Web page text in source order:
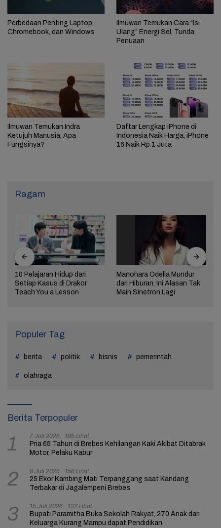
Perbedaan Penting Laptop,
Chromebook, dan Windows
Ilmuwan Temukan Cara “Isi
Ulang” Energi Sel, Tunda
Penuaan
Ilmuwan Temukan Indra
Ketujuh Manusia, Apa
Fungsinya?
Daftar Lengkap iPhone di
Indonesia Naik Harga, iPhone
16 Naik Rp 1 Juta
Ragam
10 Pelajaran Hidup dari
Setiap Kasus di Drakor
Teach You a Lesson
Manohara Odelia Mundur
dari Hiburan, Ini Alasan Tak
Main Sinetron Lagi
Populer Tag
berita politik bisnis pemerintah
olahraga
Berita Terpopuler
1 7 Juli 2026 185 Lihat
Pria 65 Tahun di Brebes Kehilangan Kaki Akibat Ditabrak
Motor, Pelaku Kabur
2 8 Juli 2026 158 Lihat
25 Ekor Kambing Mati Terpanggang saat Kandang
Terbakar di Jagalempeni Brebes
3 15 Juli 2026 132 Lihat
Bupati Paramitha Buka Sekolah Rakyat, 270 Anak dari
Keluarga Kurang Mampu dapat Pendidikan